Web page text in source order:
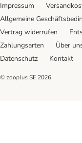
Impressum
Allgemeine
Vertrag widerrufen
Zahlungsarten
Über
Datenschutz
Kontakt
© zooplus SE 2026